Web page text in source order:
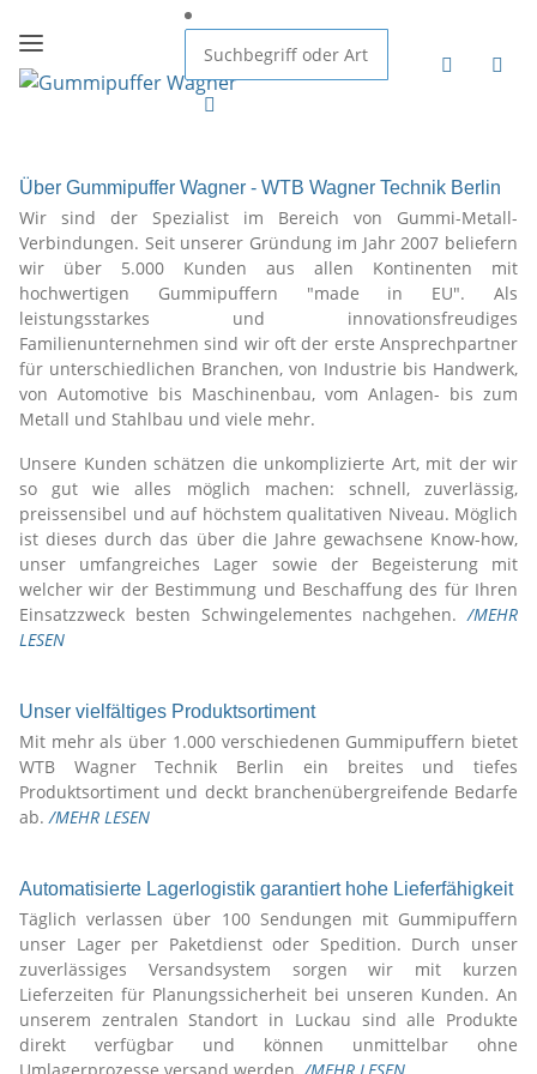
Über Gummipuffer Wagner - WTB Wagner Technik Berlin
Wir sind der Spezialist im Bereich von Gummi-Metall-
Verbindungen. Seit unserer Gründung im Jahr 2007 beliefern
wir über 5.000 Kunden aus allen Kontinenten mit
hochwertigen Gummipuffern "made in EU". Als
leistungsstarkes und innovationsfreudiges
Familienunternehmen sind wir oft der erste Ansprechpartner
für unterschiedlichen Branchen, von Industrie bis Handwerk,
von Automotive bis Maschinenbau, vom Anlagen- bis zum
Metall und Stahlbau und viele mehr.
Unsere Kunden schätzen die unkomplizierte Art, mit der wir
so gut wie alles möglich machen: schnell, zuverlässig,
preissensibel und auf höchstem qualitativen Niveau. Möglich
ist dieses durch das über die Jahre gewachsene Know-how,
unser umfangreiches Lager sowie der Begeisterung mit
welcher wir der Bestimmung und Beschaffung des für Ihren
Einsatzzweck besten Schwingelementes nachgehen./MEHR
LESEN
Unser vielfältiges Produktsortiment
Mit mehr als über 1.000 verschiedenen Gummipuffern bietet
WTB Wagner Technik Berlin ein breites und tiefes
Produktsortiment und deckt branchenübergreifende Bedarfe
ab./MEHR LESEN
Automatisierte Lagerlogistik garantiert hohe Lieferfähigkeit
Täglich verlassen über 100 Sendungen mit Gummipuffern
unser Lager per Paketdienst oder Spedition. Durch unser
zuverlässiges Versandsystem sorgen wir mit kurzen
Lieferzeiten für Planungssicherheit bei unseren Kunden. An
unserem zentralen Standort in Luckau sind alle Produkte
direkt verfügbar und können unmittelbar ohne